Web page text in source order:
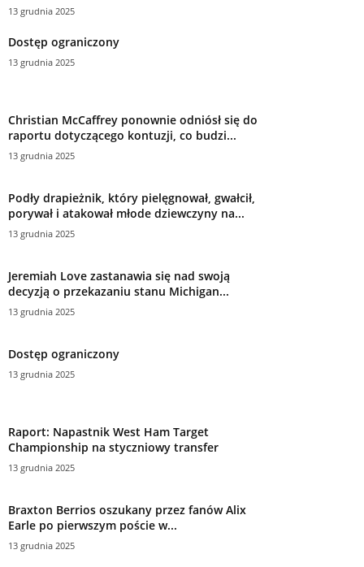
13 grudnia 2025
Dostęp ograniczony
13 grudnia 2025
Christian McCaffrey ponownie odniósł się do
raportu dotyczącego kontuzji, co budzi...
13 grudnia 2025
Podły drapieżnik, który pielęgnował, gwałcił,
porywał i atakował młode dziewczyny na...
13 grudnia 2025
Jeremiah Love zastanawia się nad swoją
decyzją o przekazaniu stanu Michigan...
13 grudnia 2025
Dostęp ograniczony
13 grudnia 2025
Raport: Napastnik West Ham Target
Championship na styczniowy transfer
13 grudnia 2025
Braxton Berrios oszukany przez fanów Alix
Earle po pierwszym poście w...
13 grudnia 2025